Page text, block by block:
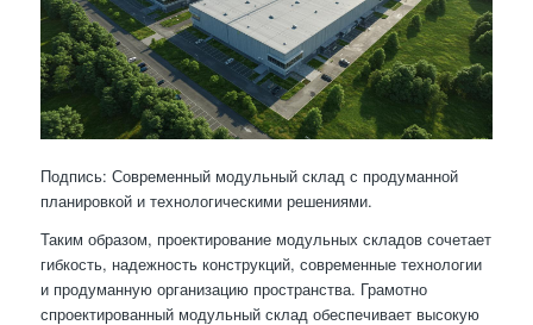
Подпись: Современный модульный склад с продуманной
планировкой и технологическими решениями.
Таким образом, проектирование модульных складов сочетает
гибкость, надежность конструкций, современные технологии
и продуманную организацию пространства. Грамотно
спроектированный модульный склад обеспечивает высокую